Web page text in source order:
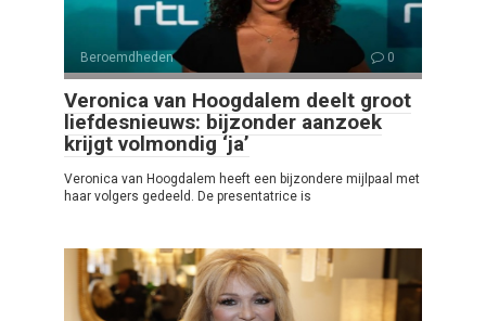
Beroemdheden 0
Veronica van Hoogdalem deelt groot
liefdesnieuws: bijzonder aanzoek
krijgt volmondig ‘ja’
Veronica van Hoogdalem heeft een bijzondere mijlpaal met
haar volgers gedeeld. De presentatrice is